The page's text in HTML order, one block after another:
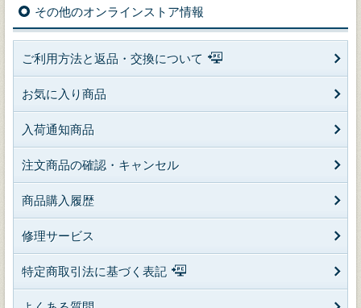
その他のオンラインストア情報
ご利用方法と返品・交換について
お気に入り商品
入荷通知商品
注文商品の確認・キャンセル
商品購入履歴
修理サービス
特定商取引法に基づく表記